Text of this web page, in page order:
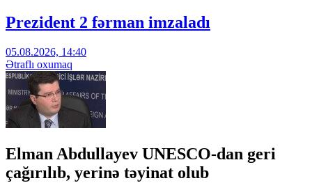
Prezident 2 fərman imzaladı
05.08.2026, 14:40
Ətraflı oxumaq
Elman Abdullayev UNESCO-dan geri
çağırılıb, yerinə təyinat olub